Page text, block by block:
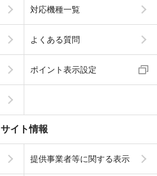
対応機種一覧
よくある質問
ポイント表示設定
サイト情報
提供事業者等に関する表示